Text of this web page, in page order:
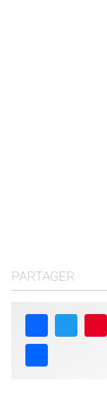
PARTAGER
FacebookTwitter
Share